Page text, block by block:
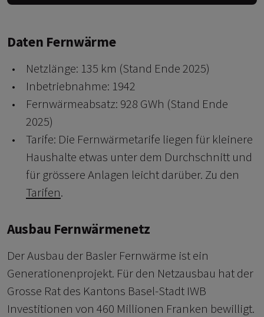
Daten Fernwärme
Netzlänge: 135 km (Stand Ende 2025)
Inbetriebnahme: 1942
Fernwärmeabsatz: 928 GWh (Stand Ende
2025)
Tarife: Die Fernwärmetarife liegen für kleinere
Haushalte etwas unter dem Durchschnitt und
für grössere Anlagen leicht darüber. Zu den
Tarifen.
Ausbau Fernwärmenetz
Der Ausbau der Basler Fernwärme ist ein
Generationenprojekt. Für den Netzausbau hat der
Grosse Rat des Kantons Basel-Stadt IWB
Investitionen von 460 Millionen Franken bewilligt.